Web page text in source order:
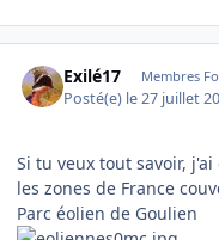
Exilé17 Membres
Posté(e) le 27 juillet
Si tu veux tout savoir,
les zones de France
Parc éolien de Goulien